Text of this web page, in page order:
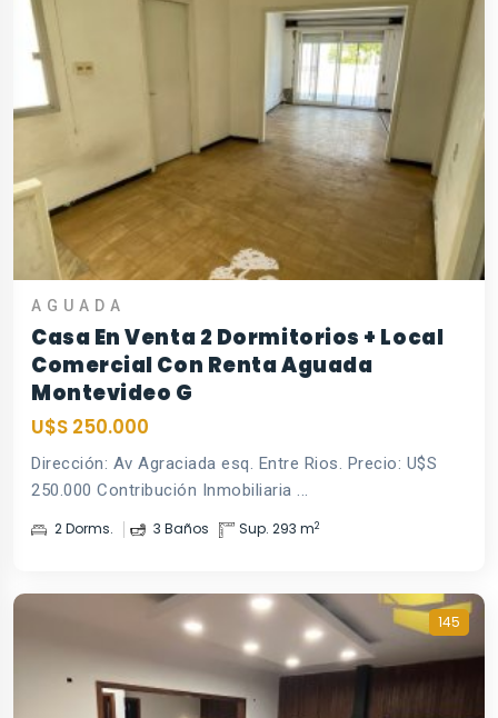
AGUADA
Casa En Venta 2 Dormitorios + Local
Comercial Con Renta Aguada
Montevideo G
U$S 250.000
Dirección: Av Agraciada esq. Entre Rios. Precio: U$S
250.000 Contribución Inmobiliaria ...
2 Dorms. 3 Baños Sup. 293 m2
145